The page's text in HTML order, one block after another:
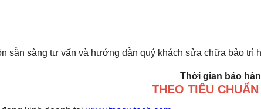
sẵn sàng tư vấn và hướng dẫn quý khách sửa chữa bảo trì
Thời gian bảo
THEO TIÊU